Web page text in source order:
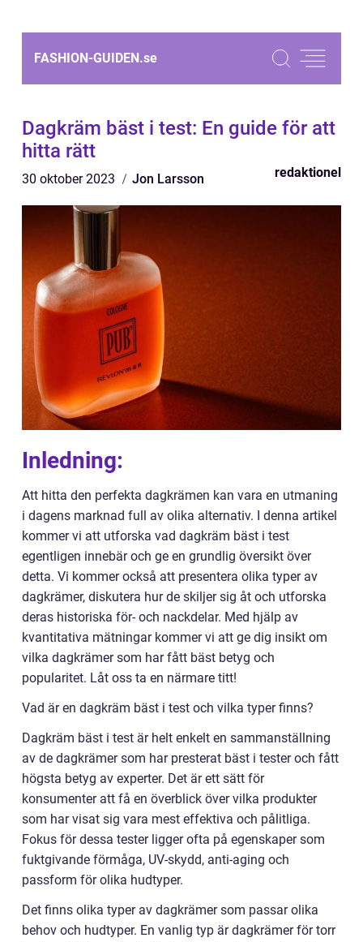
FASHION-GUIDEN.se
Dagkräm bäst i test: En guide för att
hitta rätt
30 oktober 2023 Jon Larsson redaktionel
Inledning:
Att hitta den perfekta dagkrämen kan vara en utmaning
i dagens marknad full av olika alternativ. I denna artikel
kommer vi att utforska vad dagkräm bäst i test
egentligen innebär och ge en grundlig översikt över
detta. Vi kommer också att presentera olika typer av
dagkrämer, diskutera hur de skiljer sig åt och utforska
deras historiska för- och nackdelar. Med hjälp av
kvantitativa mätningar kommer vi att ge dig insikt om
vilka dagkrämer som har fått bäst betyg och
popularitet. Låt oss ta en närmare titt!
Vad är en dagkräm bäst i test och vilka typer finns?
Dagkräm bäst i test är helt enkelt en sammanställning
av de dagkrämer som har presterat bäst i tester och fått
högsta betyg av experter. Det är ett sätt för
konsumenter att få en överblick över vilka produkter
som har visat sig vara mest effektiva och pålitliga.
Fokus för dessa tester ligger ofta på egenskaper som
fuktgivande förmåga, UV-skydd, anti-aging och
passform för olika hudtyper.
Det finns olika typer av dagkrämer som passar olika
behov och hudtyper. En vanlig typ är dagkrämer för torr